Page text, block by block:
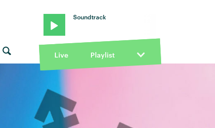
Soundtrack
Live Playlist